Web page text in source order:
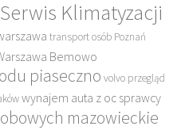
Serwis Klimatyzacji
transport osób Poznań
Bemowo
piaseczno volvo przegląd
wynajem auta z oc sprawcy
mazowieckie